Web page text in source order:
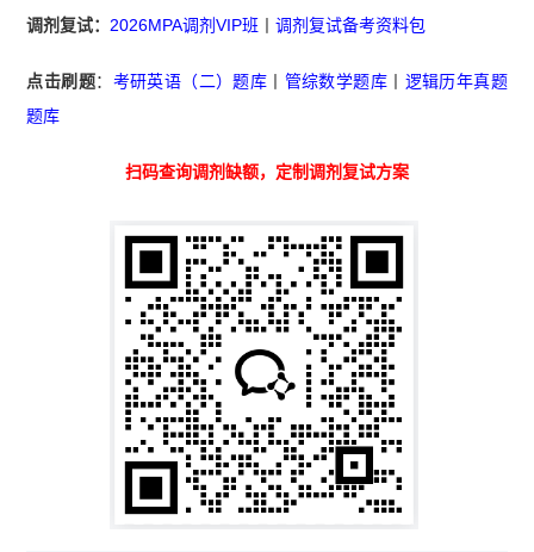
调剂复试：2026MPA调剂VIP班 丨调剂复试备考资料包
点击刷题： 考研英语（二）题库 管综数学题库
逻辑历年真题
题库
扫码查询调剂缺额，定制调剂复试方案